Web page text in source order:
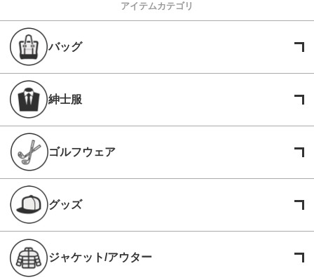
アイテムカテゴリ
バッグ
紳士服
ゴルフウェア
グッズ
ジャケット/アウター